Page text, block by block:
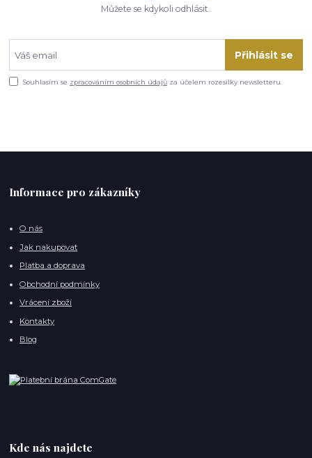
Můžete se kdykoli odhlásit.
Přihlásit se
Souhlasím se zpracováním osobních údajů za účelem rozesílky newsletteru.
Informace pro zákazníky
O nás
Jak nakupovat
Platba a doprava
Obchodní podmínky
Vrácení zboží
Kontakty
Blog
Kde nás najdete